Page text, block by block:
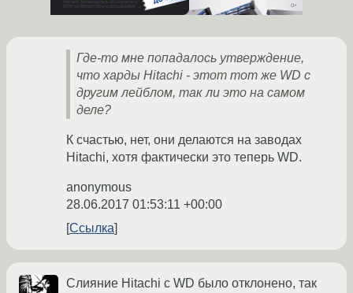
Где-то мне попадалось утверждение,
что харды Hitachi - этот тот же WD с
другим лейблом, так ли это на самом
деле?
К счастью, нет, они делаются на заводах
Hitachi, хотя фактически это теперь WD.
anonymous
28.06.2017 01:53:11 +00:00
Ссылка
Слияние Hitachi с WD было отклонено, так